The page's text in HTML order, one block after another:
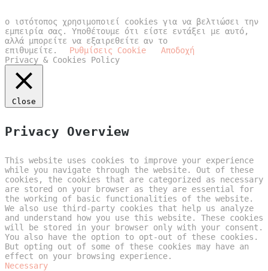
ο ιστότοπος χρησιμοποιεί cookies για να βελτιώσει την
εμπειρία σας. Υποθέτουμε ότι είστε εντάξει με αυτό,
αλλά μπορείτε να εξαιρεθείτε αν το
επιθυμείτε.
Ρυθμίσεις Cookie
Αποδοχή
Privacy & Cookies Policy
Close
Privacy Overview
This website uses cookies to improve your experience
while you navigate through the website. Out of these
cookies, the cookies that are categorized as necessary
are stored on your browser as they are essential for
the working of basic functionalities of the website.
We also use third-party cookies that help us analyze
and understand how you use this website. These cookies
will be stored in your browser only with your consent.
You also have the option to opt-out of these cookies.
But opting out of some of these cookies may have an
effect on your browsing experience.
Necessary